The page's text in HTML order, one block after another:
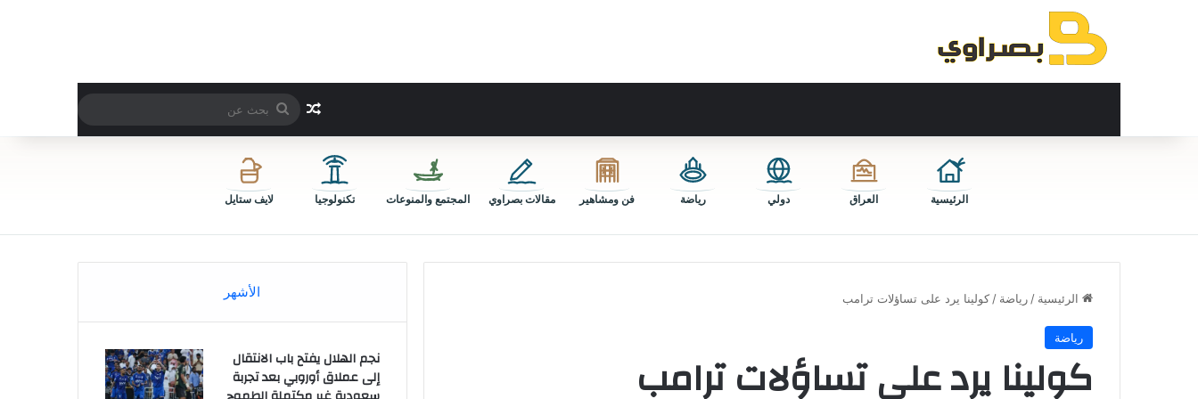
مقال عشوائي
بحث
عن
الرئيسية العراق دولي رياضة فن ومشاهير مقالات بصراوي المجتمع والمنوعات تكنولوجيا لايف ستايل
الرئيسية / رياضة / كولينا يرد على تساؤلات ترامب
رياضة
كولينا يرد على تساؤلات ترامب
الأشهر
نجم الهلال يفتح باب الانتقال
إلى عملاق أوروبي بعد تجربة